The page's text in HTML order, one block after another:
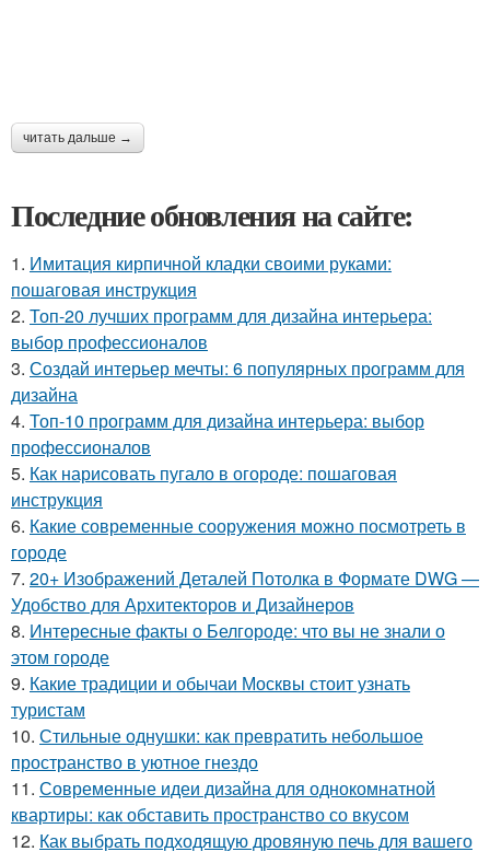
читать дальше →
Последние обновления на сайте:
1. Имитация кирпичной кладки своими руками:
пошаговая инструкция
2. Топ-20 лучших программ для дизайна интерьера:
выбор профессионалов
3. Создай интерьер мечты: 6 популярных программ для
дизайна
4. Топ-10 программ для дизайна интерьера: выбор
профессионалов
5. Как нарисовать пугало в огороде: пошаговая
инструкция
6. Какие современные сооружения можно посмотреть в
городе
7. 20+ Изображений Деталей Потолка в Формате DWG —
Удобство для Архитекторов и Дизайнеров
8. Интересные факты о Белгороде: что вы не знали о
этом городе
9. Какие традиции и обычаи Москвы стоит узнать
туристам
10. Стильные однушки: как превратить небольшое
пространство в уютное гнездо
11. Современные идеи дизайна для однокомнатной
квартиры: как обставить пространство со вкусом
12. Как выбрать подходящую дровяную печь для вашего